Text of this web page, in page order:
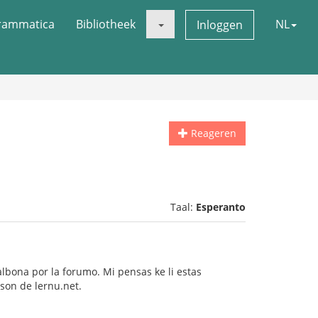
Bibliotheek Inloggen NL
Reageren
Taal: Esperanto
por la forumo. Mi pensas ke li estas
de lernu.net.